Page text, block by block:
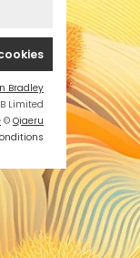
Bradley
Limited
© Qiaeru